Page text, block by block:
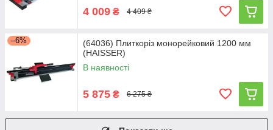
4 009 ₴ 4 409 ₴
–6%
(64036) Плиткоріз монорейковий 1200 мм
(HAISSER)
В наявності
5 875 ₴ 6 275 ₴